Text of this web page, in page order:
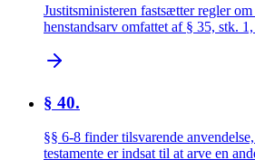
Justitsministeren fastsætter regler
henstandsarv omfattet af § 35, stk.
§ 40.
§§ 6-8 finder tilsvarende
testamente er indsat til at arve en